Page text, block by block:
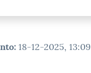
: 18-12-2025, 13:09